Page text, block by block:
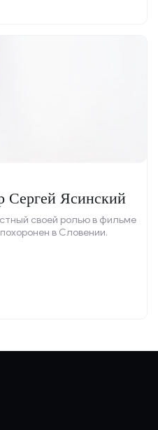
Сергей Ясинский
своей ролью в фильме
в Словении.